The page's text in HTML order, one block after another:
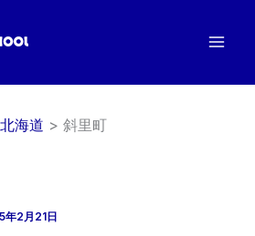
北海道 斜里町
年2月21日